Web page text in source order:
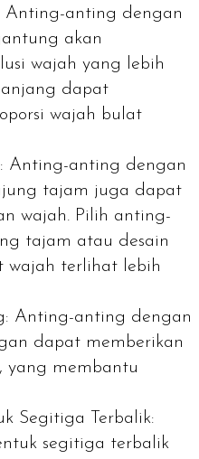
anting dengan
akan
wajah yang lebih
dapat
wajah bulat
Anting-anting dengan
tajam juga dapat
wajah. Pilih anting-
tajam atau desain
wajah terlihat lebih
Anting-anting dengan
dapat memberikan
yang membantu
Segitiga Terbalik:
segitiga terbalik